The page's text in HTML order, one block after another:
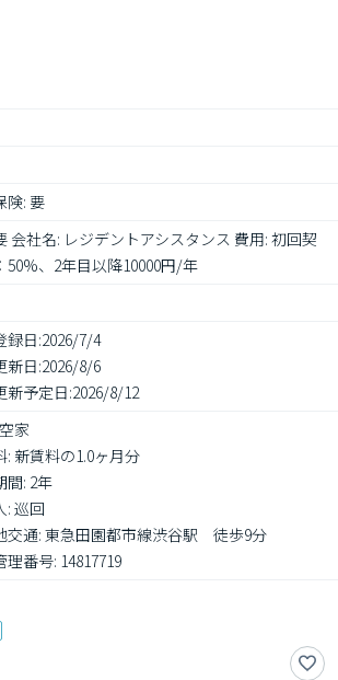
険: 要
会社名: レジデントアシスタンス 費用: 初回契
50%、2年目以降10000円/年
録日:2026/7/4
新日:2026/8/6
新予定日:2026/8/12
家
: 新賃料の1.0ヶ月分
間: 2年
: 巡回
交通: 東急田園都市線渋谷駅　徒歩9分
理番号: 14817719